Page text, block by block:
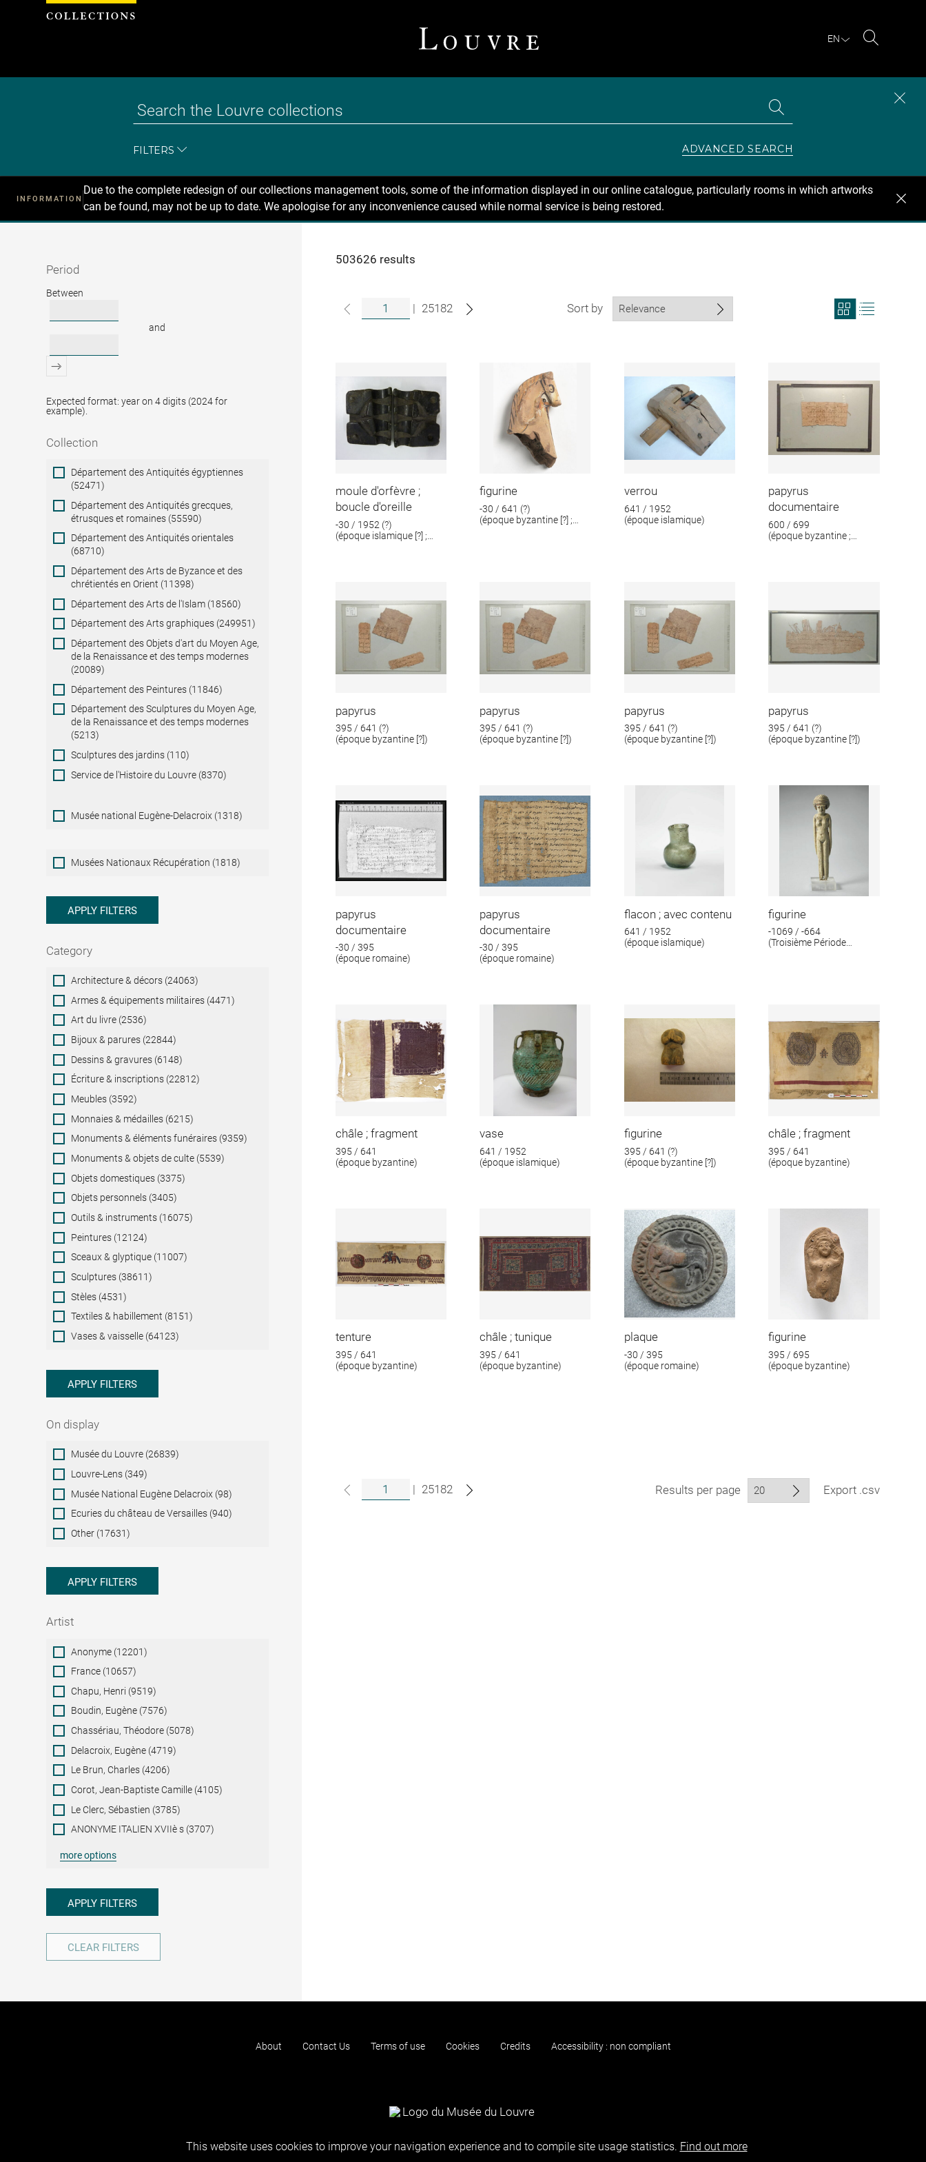
EN
FILTERS ADVANCED SEARCH
INFORMATION
Due to the complete redesign of our collections management tools, some of the information displayed in our online catalogue, particularly rooms in which artworks
can be found, may not be up to date. We apologise for any inconvenience caused while normal service is being restored.
Recherche
Period
Period
Between
and
Expected format: year on 4 digits (2024 for
example).
Collection
Collection
Département des Antiquités égyptiennes
(52471)
Département des Antiquités grecques,
étrusques et romaines (55590)
Département des Antiquités orientales
(68710)
Département des Arts de Byzance et des
chrétientés en Orient (11398)
Département des Arts de l'Islam (18560)
Département des Arts graphiques (249951)
Département des Objets d'art du Moyen Age,
de la Renaissance et des temps modernes
(20089)
Département des Peintures (11846)
Département des Sculptures du Moyen Age,
de la Renaissance et des temps modernes
(5213)
Sculptures des jardins (110)
Service de l'Histoire du Louvre (8370)
Musée national Eugène-Delacroix (1318)
Musées
Nationaux
Musées Nationaux Récupération (1818)
APPLY FILTERS
Category
Category
Architecture & décors (24063)
Armes & équipements militaires (4471)
Art du livre (2536)
Bijoux & parures (22844)
Dessins & gravures (6148)
Écriture & inscriptions (22812)
Meubles (3592)
Monnaies & médailles (6215)
Monuments & éléments funéraires (9359)
Monuments & objets de culte (5539)
Objets domestiques (3375)
Objets personnels (3405)
Outils & instruments (16075)
Peintures (12124)
Sceaux & glyptique (11007)
Sculptures (38611)
Stèles (4531)
Textiles & habillement (8151)
Vases & vaisselle (64123)
APPLY FILTERS
On display
On
display
Musée du Louvre (26839)
Louvre-Lens (349)
Musée National Eugène Delacroix (98)
Ecuries du château de Versailles (940)
Other (17631)
APPLY FILTERS
Artist
ArtistAnonyme (12201)
France (10657)
Chapu, Henri (9519)
Boudin, Eugène (7576)
Chassériau, Théodore (5078)
Delacroix, Eugène (4719)
Le Brun, Charles (4206)
Corot, Jean-Baptiste Camille (4105)
Le Clerc, Sébastien (3785)
ANONYME ITALIEN XVIIè s (3707)
more options
APPLY FILTERS
CLEAR FILTERS
503626 results
| 25182 Sort by
View
search
moule d'orfèvre ;
boucle d'oreille
-30 / 1952 (?)
(époque islamique [?] ;
figurine
-30 / 641 (?)
(époque byzantine [?] ;
verrou
641 / 1952
(époque islamique)
papyrus
documentaire
600 / 699
(époque byzantine ;
papyrus
395 / 641 (?)
(époque byzantine [?])
papyrus
395 / 641 (?)
(époque byzantine [?])
papyrus
395 / 641 (?)
(époque byzantine [?])
papyrus
395 / 641 (?)
(époque byzantine [?])
papyrus
documentaire
-30 / 395
(époque romaine)
papyrus
documentaire
-30 / 395
(époque romaine)
flacon ; avec contenu
641 / 1952
(époque islamique)
figurine
-1069 / -664
(Troisième Période
châle ; fragment
395 / 641
(époque byzantine)
vase
641 / 1952
(époque islamique)
figurine
395 / 641 (?)
(époque byzantine [?])
châle ; fragment
395 / 641
(époque byzantine)
tenture
395 / 641
(époque byzantine)
châle ; tunique
395 / 641
(époque byzantine)
plaque
-30 / 395
(époque romaine)
figurine
395 / 695
(époque byzantine)
| 25182 Results per page Export .csv
About Contact Us Terms of use Cookies Credits Accessibility : non compliant
Cookies management panel
This website uses cookies to improve your navigation experience and to compile site usage statistics. Find out more